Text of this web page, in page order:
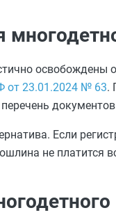
освобождены
от 23.01.2024 № 63.
Если
не платится